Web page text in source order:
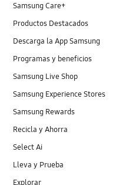
Samsung Care+
Productos Destacados
Descarga la App Samsung
Programas y beneficios
Samsung Live Shop
Samsung Experience Stores
Samsung Rewards
Recicla y Ahorra
Select Ai
Lleva y Prueba
Explorar